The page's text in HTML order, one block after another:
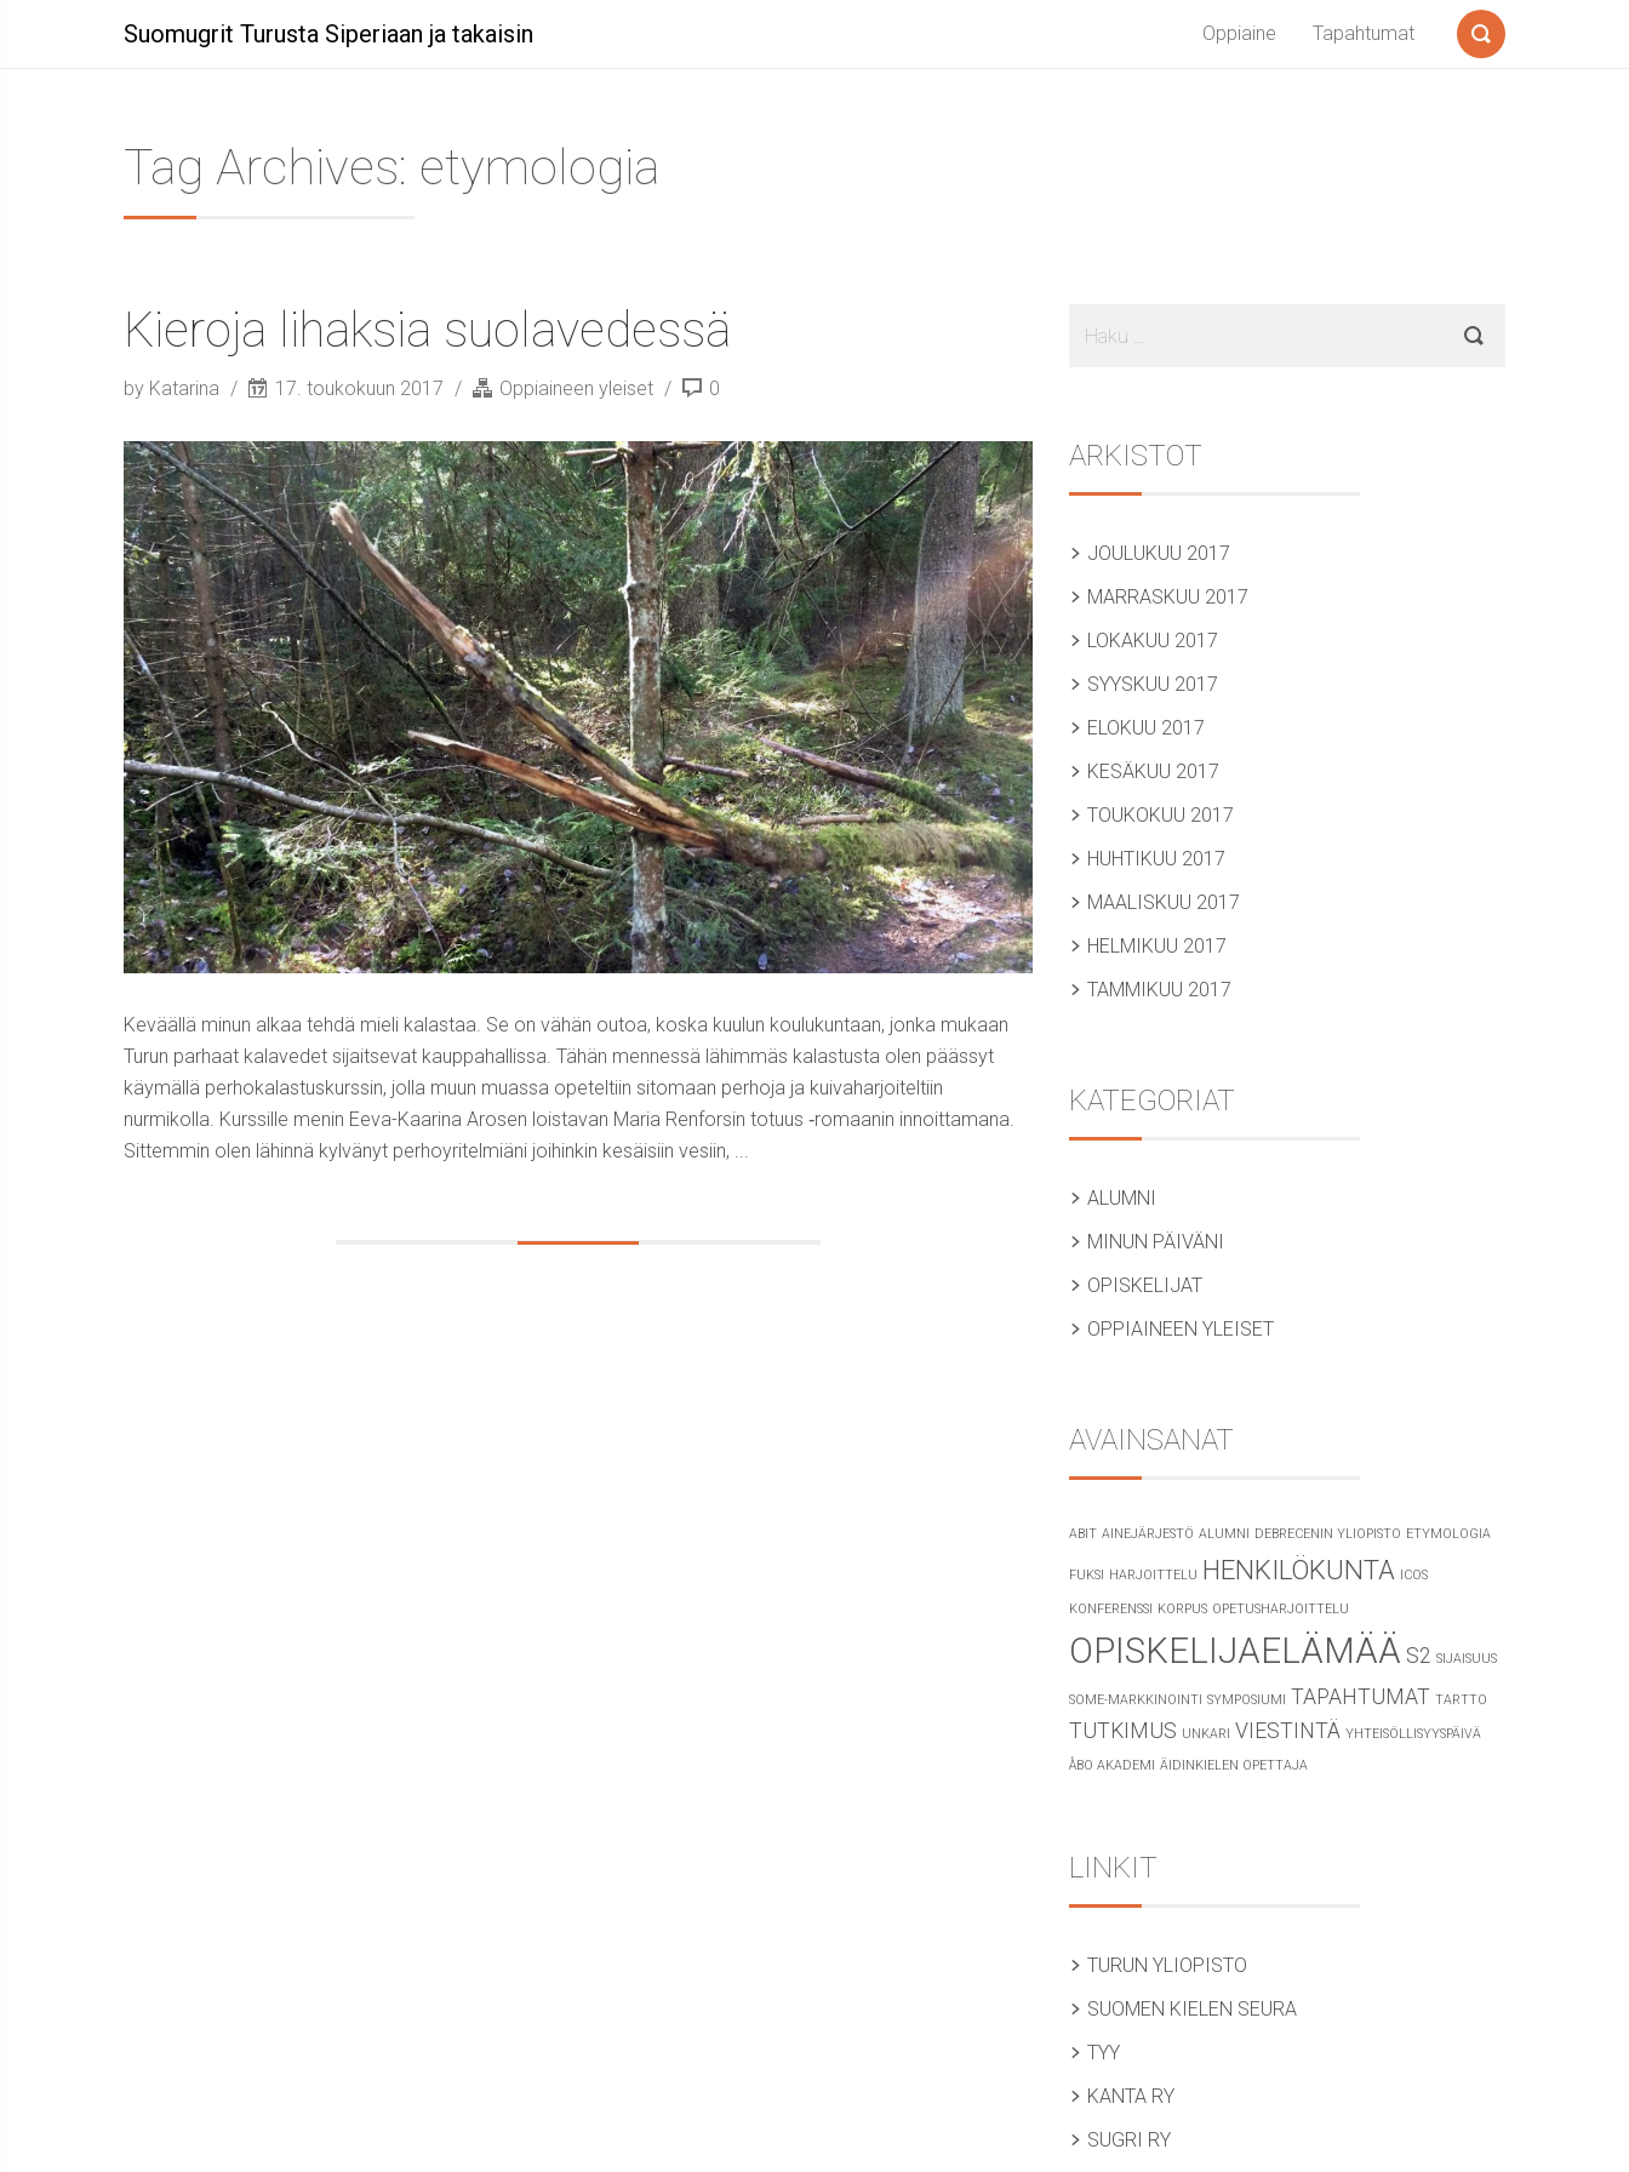
Suomugrit Turusta Siperiaan ja takaisin Oppiaine Tapahtumat
Tag Archives: etymologia
Kieroja lihaksia suolavedessä
by Katarina 17. toukokuun 2017 Oppiaineen yleiset 0
Keväällä minun alkaa tehdä mieli kalastaa. Se on vähän outoa, koska kuulun koulukuntaan, jonka mukaan
Turun parhaat kalavedet sijaitsevat kauppahallissa. Tähän mennessä lähimmäs kalastusta olen päässyt
käymällä perhokalastuskurssin, jolla muun muassa opeteltiin sitomaan perhoja ja kuivaharjoiteltiin
nurmikolla. Kurssille menin Eeva-Kaarina Arosen loistavan Maria Renforsin totuus ‑romaanin innoittamana.
Sittemmin olen lähinnä kylvänyt perhoyritelmiäni joihinkin kesäisiin vesiin, ...
Sidebar
ARKISTOT
JOULUKUU 2017
MARRASKUU 2017
LOKAKUU 2017
SYYSKUU 2017
ELOKUU 2017
KESÄKUU 2017
TOUKOKUU 2017
HUHTIKUU 2017
MAALISKUU 2017
HELMIKUU 2017
TAMMIKUU 2017
KATEGORIAT
ALUMNI
MINUN PÄIVÄNI
OPISKELIJAT
OPPIAINEEN YLEISET
AVAINSANAT
ABIT AINEJÄRJESTÖ ALUMNI DEBRECENIN YLIOPISTO ETYMOLOGIA
FUKSI HARJOITTELU HENKILÖKUNTA ICOS
KONFERENSSI KORPUS OPETUSHARJOITTELU
OPISKELIJAELÄMÄÄ S2 SIJAISUUS
SOME-MARKKINOINTI SYMPOSIUMI TAPAHTUMAT TARTTO
TUTKIMUS UNKARI VIESTINTÄ YHTEISÖLLISYYSPÄIVÄ
ÅBO AKADEMI ÄIDINKIELEN OPETTAJA
LINKIT
TURUN YLIOPISTO
SUOMEN KIELEN SEURA
TYY
KANTA RY
SUGRI RY